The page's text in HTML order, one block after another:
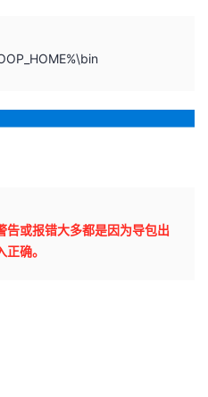
告或报错大多都是因为导包出
确。